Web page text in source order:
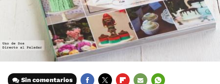
Sin comentarios